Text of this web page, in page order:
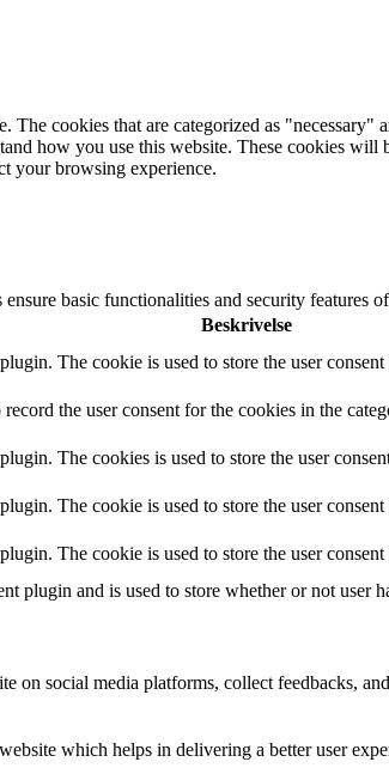
cookies that are categorized as "necessary"
how you use this website. These cookies
your browsing experience.
basic functionalities and security features
Beskrivelse
The cookie is used to store the user
the user consent for the cookies in the
The cookies is used to store the user
The cookie is used to store the user
The cookie is used to store the user
plugin and is used to store whether or not user
on social media platforms, collect feedbacks,
which helps in delivering a better user